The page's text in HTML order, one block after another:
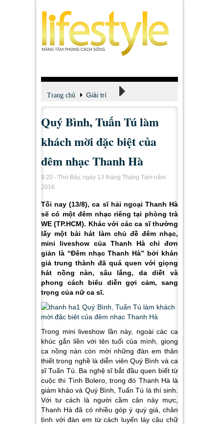
Trang chủ Giải trí
Xem - Nghe - Đọc
Quý Bình, Tuấn Tú làm
khách mời đặc biệt của
đêm nhạc Thanh Hà
9:20 - Thứ Bảy, ngày 13 tháng Tháng Tám năm
2016
Tối nay (13/8), ca sĩ hải ngoại Thanh Hà
sẽ có một đêm nhạc riêng tại phòng trà
WE (TP.HCM). Khác với các ca sĩ thường
lấy một bài hát làm chủ đề đêm nhạc,
mini liveshow của Thanh Hà chỉ đơn
giản là “Đêm nhạc Thanh Hà” bởi khán
giả trung thành đã quá quen với giọng
hát nồng nàn, sâu lắng, da diết và
phong cách biểu diễn gợi cảm, sang
trọng của nữ ca sĩ.
Trong mini liveshow lần này, ngoài các ca
khúc gắn liền với tên tuổi của mình, giọng
ca nồng nàn còn mời những đàn em thân
thiết trong nghề là diễn viên Quý Bình và ca
sĩ Tuấn Tú. Ba nghệ sĩ bắt đầu quen biết từ
cuộc thi Tình Bolero, trong đó Thanh Hà là
giám khảo và Quý Bình, Tuấn Tú là thí sinh.
Với tư cách là người cầm cân nảy mực,
Thanh Hà đã có nhiều góp ý quý giá, chân
tình với đàn em từ cách luyến láy câu chữ